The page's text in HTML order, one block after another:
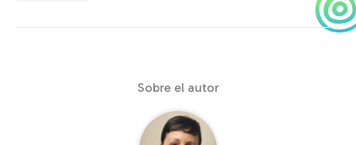
Sobre el autor